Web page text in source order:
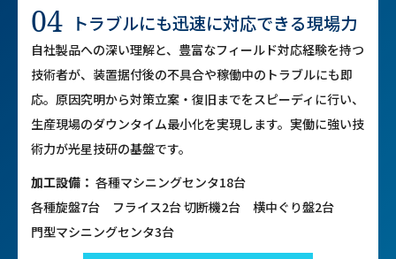
04 トラブルにも迅速に対応できる現場力
自社製品への深い理解と、豊富なフィールド対応経験を持つ
技術者が、装置据付後の不具合や稼働中のトラブルにも即
応。原因究明から対策立案・復旧までをスピーディに行い、
生産現場のダウンタイム最小化を実現します。実働に強い技
術力が光星技研の基盤です。
加工設備： 各種マシニングセンタ18台
各種旋盤7台 フライス2台切断機2台 横中ぐり盤2台
門型マシニングセンタ3台